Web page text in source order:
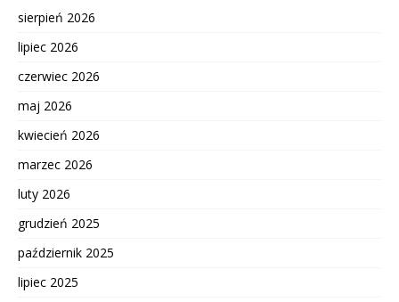
sierpień 2026
lipiec 2026
czerwiec 2026
maj 2026
kwiecień 2026
marzec 2026
luty 2026
grudzień 2025
październik 2025
lipiec 2025